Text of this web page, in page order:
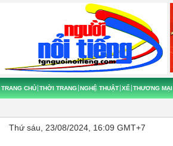
TRANG CHỦ THỜI TRANG NGHỆ THUẬT XẾ THƯƠNG MẠI
Thứ sáu, 23/08/2024, 16:09 GMT+7